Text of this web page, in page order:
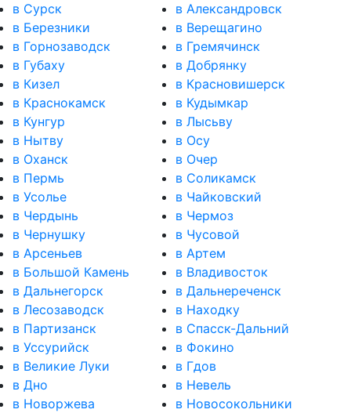
в Сурск
в Александровск
в Березники
в Верещагино
в Горнозаводск
в Гремячинск
в Губаху
в Добрянку
в Кизел
в Красновишерск
в Краснокамск
в Кудымкар
в Кунгур
в Лысьву
в Нытву
в Осу
в Оханск
в Очер
в Пермь
в Соликамск
в Усолье
в Чайковский
в Чердынь
в Чермоз
в Чернушку
в Чусовой
в Арсеньев
в Артем
в Большой Камень
в Владивосток
в Дальнегорск
в Дальнереченск
в Лесозаводск
в Находку
в Партизанск
в Спасск-Дальний
в Уссурийск
в Фокино
в Великие Луки
в Гдов
в Дно
в Невель
в Новоржева
в Новосокольники